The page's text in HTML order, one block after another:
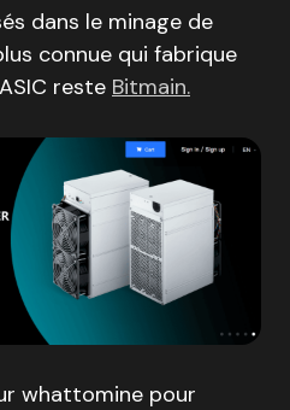
dans le minage de
connue qui fabrique
reste Bitmain.
whattomine pour